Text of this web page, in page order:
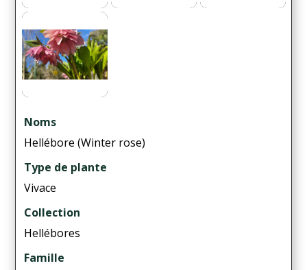
Noms
Hellébore (Winter rose)
Type de plante
Vivace
Collection
Hellébores
Famille